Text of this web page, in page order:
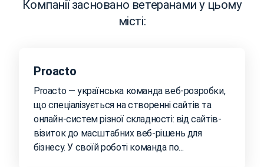
Компанії засновано ветеранами у цьому
місті:
Proacto
Proacto — українська команда веб-розробки,
що спеціалізується на створенні сайтів та
онлайн-систем різної складності: від сайтів-
візиток до масштабних веб-рішень для
бізнесу. У своїй роботі команда по...